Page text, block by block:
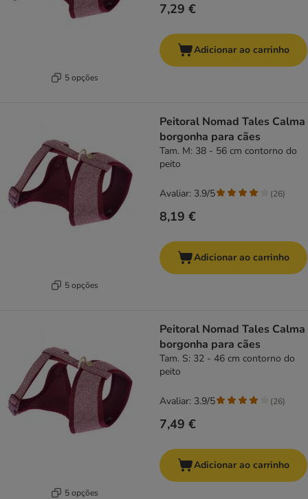
5 opções
7,29 €
Adicionar ao carrinho
5 opções
Peitoral Nomad Tales Calma
borgonha para cães
Tam. M: 38 - 56 cm contorno do
peito
8,19 €
Avaliar: 3.9/5 (26)
Adicionar ao carrinho
5 opções
Peitoral Nomad Tales Calma
borgonha para cães
Tam. S: 32 - 46 cm contorno do
peito
7,49 €
Avaliar: 3.9/5 (26)
Adicionar ao carrinho